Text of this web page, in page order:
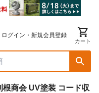
ログイン・新規会員登録
カート
商会 UV塗装 コード収